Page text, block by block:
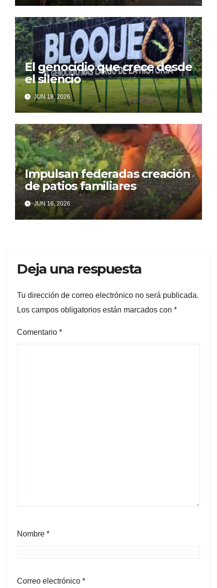
El genocidio que crece desde
el silencio
JUN 18, 2026
Impulsan federadas creación
de patios familiares
JUN 16, 2026
Deja una respuesta
Tu dirección de correo electrónico no será publicada.
Los campos obligatorios están marcados con *
Comentario *
Nombre *
Correo electrónico *